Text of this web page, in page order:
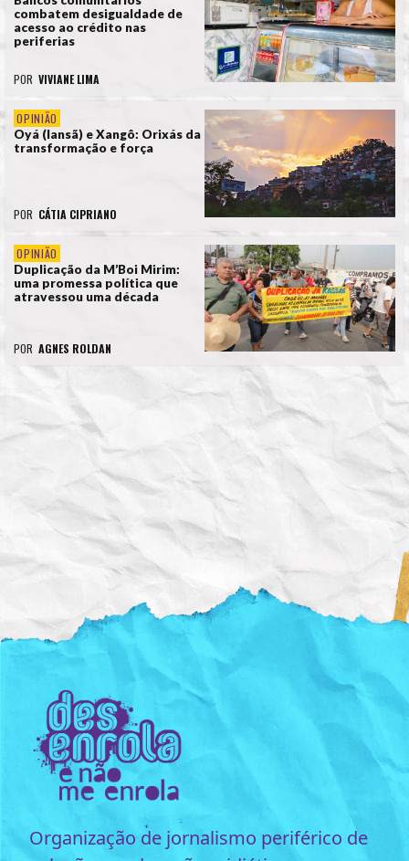
combatem desigualdade de
acesso ao crédito nas
periferias
POR VIVIANE LIMA
OPINIÃO
Oyá (Iansã) e Xangô: Orixás da
transformação e força
POR CÁTIA CIPRIANO
OPINIÃO
Duplicação da M’Boi Mirim:
uma promessa política que
atravessou uma década
POR AGNES ROLDAN
Organização de jornalismo periférico de